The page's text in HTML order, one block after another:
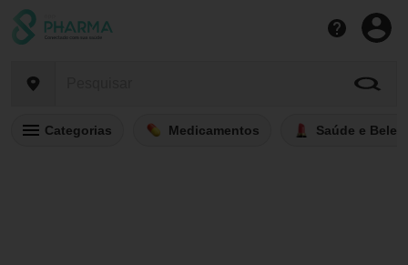
Categorias Medicamentos Saúde e